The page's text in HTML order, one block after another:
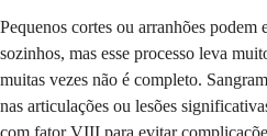
Pequenos cortes ou arranhões podem
sozinhos, mas esse processo leva
muitas vezes não é completo.
nas articulações ou lesões